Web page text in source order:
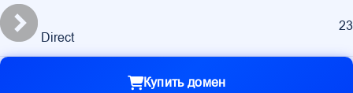
Direct
23
Купить домен